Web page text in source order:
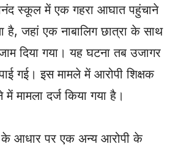
स्कूल में एक गहरा आघात पहुंचाने
है, जहां एक नाबालिग छात्रा के साथ
दिया गया। यह घटना तब उजागर
गई। इस मामले में आरोपी शिक्षक
मामला दर्ज किया गया है।
के आधार पर एक अन्य आरोपी के